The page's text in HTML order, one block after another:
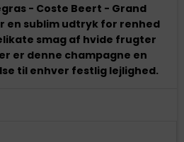
- Coste Beert - Grand
en sublim udtryk for renhed
smag af hvide frugter
er denne champagne en
til enhver festlig lejlighed.